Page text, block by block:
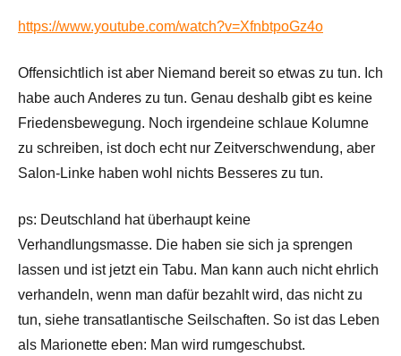
https://www.youtube.com/watch?v=XfnbtpoGz4o
Offensichtlich ist aber Niemand bereit so etwas zu tun. Ich
habe auch Anderes zu tun. Genau deshalb gibt es keine
Friedensbewegung. Noch irgendeine schlaue Kolumne
zu schreiben, ist doch echt nur Zeitverschwendung, aber
Salon-Linke haben wohl nichts Besseres zu tun.
ps: Deutschland hat überhaupt keine
Verhandlungsmasse. Die haben sie sich ja sprengen
lassen und ist jetzt ein Tabu. Man kann auch nicht ehrlich
verhandeln, wenn man dafür bezahlt wird, das nicht zu
tun, siehe transatlantische Seilschaften. So ist das Leben
als Marionette eben: Man wird rumgeschubst.